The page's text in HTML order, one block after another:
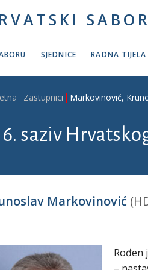
SABOR
SJEDNICE RADNA TIJELA
Zastupnici Markovinović,
6. saziv
Markovinović
Rođen